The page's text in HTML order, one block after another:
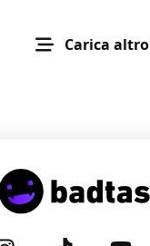
Carica altro